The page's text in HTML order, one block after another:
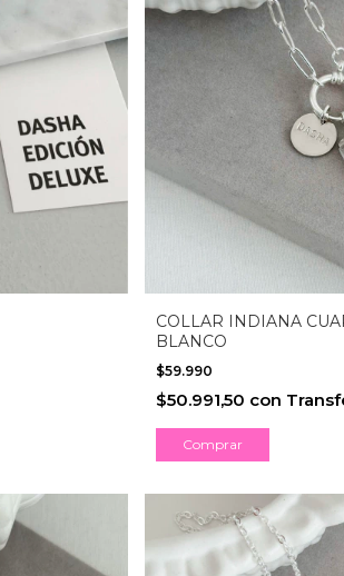
COLLAR INDIANA
BLANCO
$59.990
$50.991,50 con
Comprar